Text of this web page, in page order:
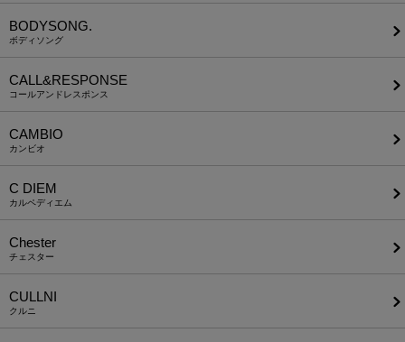
BODYSONG.
ボディソング
CALL&RESPONSE
コールアンドレスポンス
CAMBIO
カンビオ
C DIEM
カルペディエム
Chester
チェスター
CULLNI
クルニ